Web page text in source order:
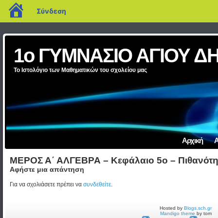
1ο ΓΥΜΝΑΣΙΟ ΑΓΙΟΥ
Το Ιστολόγιο των Μαθηματικών του σχολείου μας
Αρχική
ΜΕΡΟΣ Α΄ ΑΛΓΕΒΡΑ – Κεφάλαιο 5ο –
Αφήστε μια απάντηση
Για να σχολιάσετε πρέπει να συνδεθείτε.
Hosted by Blogs.sch.gr
Mandigo theme by tom
blogs.sch.gr
Σύνδεση